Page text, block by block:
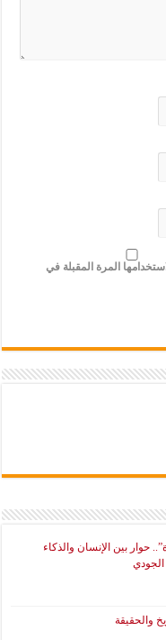
المرة المقبلة في
حوار بين الإنسان والذكاء